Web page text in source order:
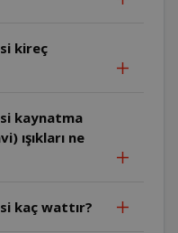
kireç
kaynatma
ışıkları ne
kaç wattır?